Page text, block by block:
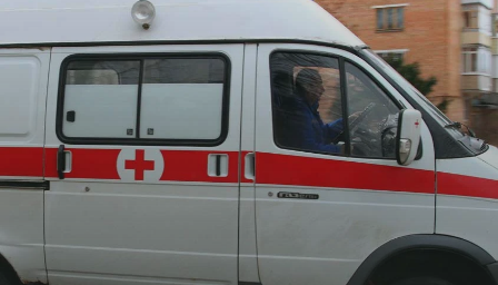
Недвижимость и ЖКХ
Образование
Общество
Погода
Праздники
Происшествия
Экономика и бизнес